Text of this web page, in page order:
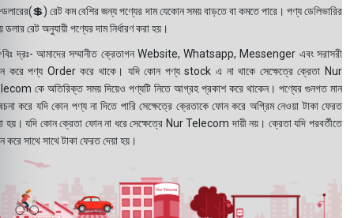
রেট কম বেশির জন্য পণ্যের দাম যেকোন সময় বাড়তে বা কমতে পারে। পণ্য ডেলিভারির
ডলার রেট অনুযায়ী পণ্যের দাম নির্ধারণ করা হয়।
দ্রঃ- আমাদের সম্মানীত ক্রেতাগন Website, Whatsapp, Messenger এবং সরাসরী
করে পণ্য Order করে থাকে। যদি কোন পণ্য stock এ না থাকে সেক্ষেত্রে ক্রেতা Nur
কে অতিরিক্ত সময় দিয়েও পণ্যটি নিতে আগ্রহ প্রকাশ করে থাকেন। পণ্যের গুনগত মান
করে যদি কোন পণ্য না দিতে পারি সেক্ষেত্রে ক্রেতাকে ফোন করে অগ্রিম নেওয়া টাকা ফেরত
হয়। যদি কোন ক্রেতা ফোন না ধরে সেক্ষেত্রে Nur Telecom দায়ী নয়। ক্রেতা যদি পরবর্তীতে
করে সাথে সাথে টাকা ফেরত দেয়া হয়।